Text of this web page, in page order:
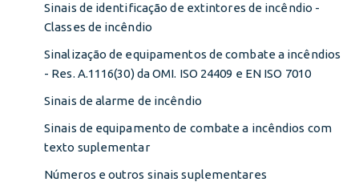
Sinais de identificação de extintores de incêndio -
Classes de incêndio
Sinalização de equipamentos de combate a incêndios
- Res. A.1116(30) da OMI. ISO 24409 e EN ISO 7010
Sinais de alarme de incêndio
Sinais de equipamento de combate a incêndios com
texto suplementar
Números e outros sinais suplementares